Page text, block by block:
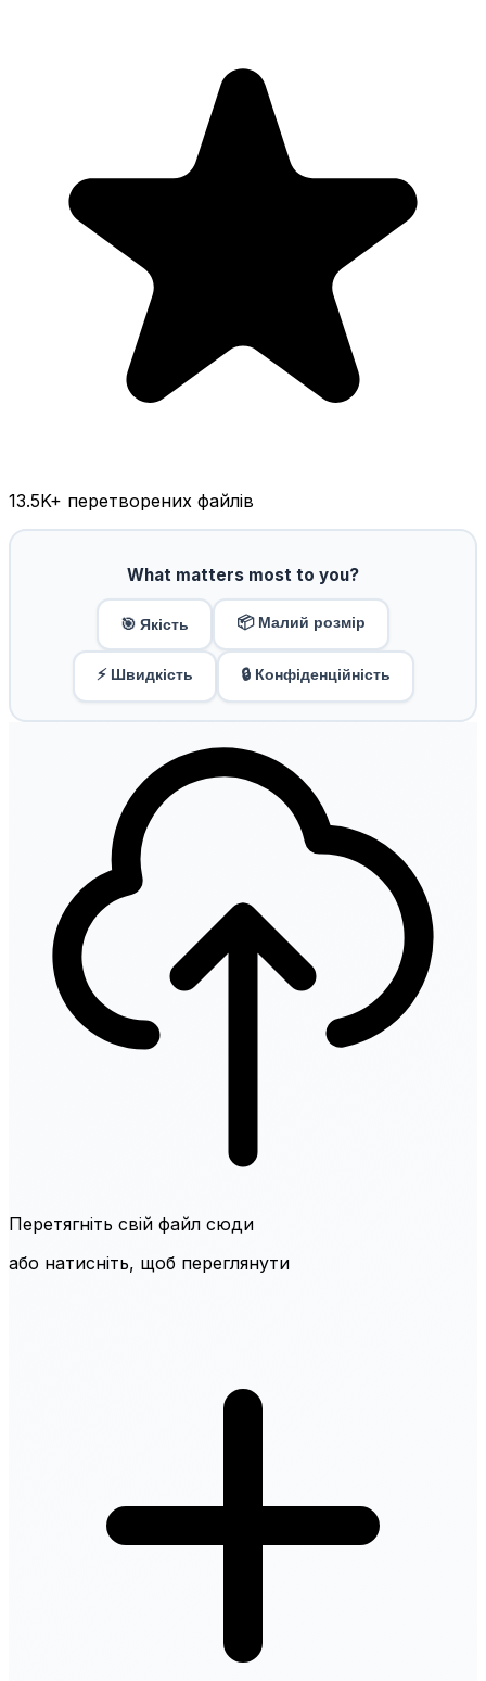
13.5K+ перетворених файлів
What matters most to you?
🎯 Якість 📦 Малий розмір
⚡ Швидкість 🔒 Конфіденційність
Перетягніть свій файл сюди
або натисніть, щоб переглянути